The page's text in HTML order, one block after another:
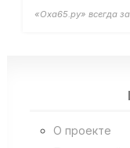
«Оха65.ру» всегда
О проекте